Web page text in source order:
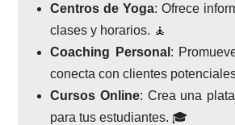
Centros de Yoga: Ofrece
clases y horarios. 🧘
Coaching Personal :
conecta con clientes
Cursos Online: Crea una
para tus estudiantes. 🎓